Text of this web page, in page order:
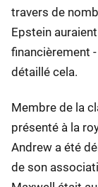
travers de
Epstein
financièrement
détaillé cela.
Membre de la
présenté à la
Andrew a été
de son